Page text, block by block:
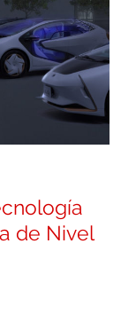
de Nivel